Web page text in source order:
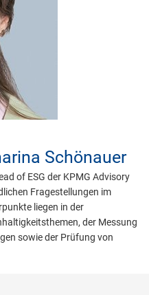
Schönauer
of ESG der KPMG Advisory
Fragestellungen im
liegen in der
der Messung
sowie der Prüfung von